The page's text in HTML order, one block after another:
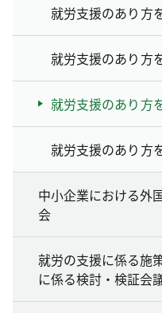
就労支援のあり方
就労支援のあり方
就労支援のあり方
就労支援のあり方
中小企業における外
会
就労の支援に係る施
に係る検討・検証会